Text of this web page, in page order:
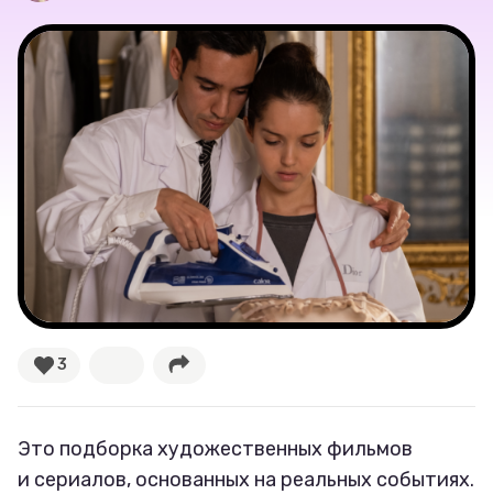
Рецепты
Ваши истории
Соцсети
3
Это подборка художественных фильмов
и сериалов, основанных на реальных событиях.